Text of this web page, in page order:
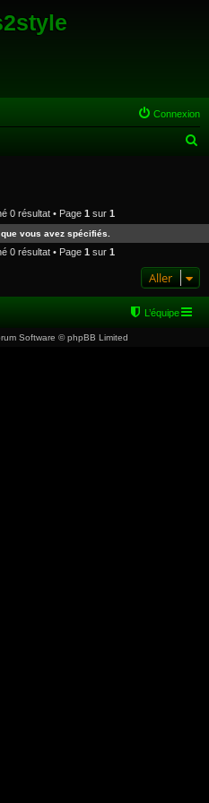
Connexion
e
c
h
0 résultat • Page 1 sur 1
vous avez spécifiés.
0 résultat • Page 1 sur 1
Aller
L’équipe
Software © phpBB Limited